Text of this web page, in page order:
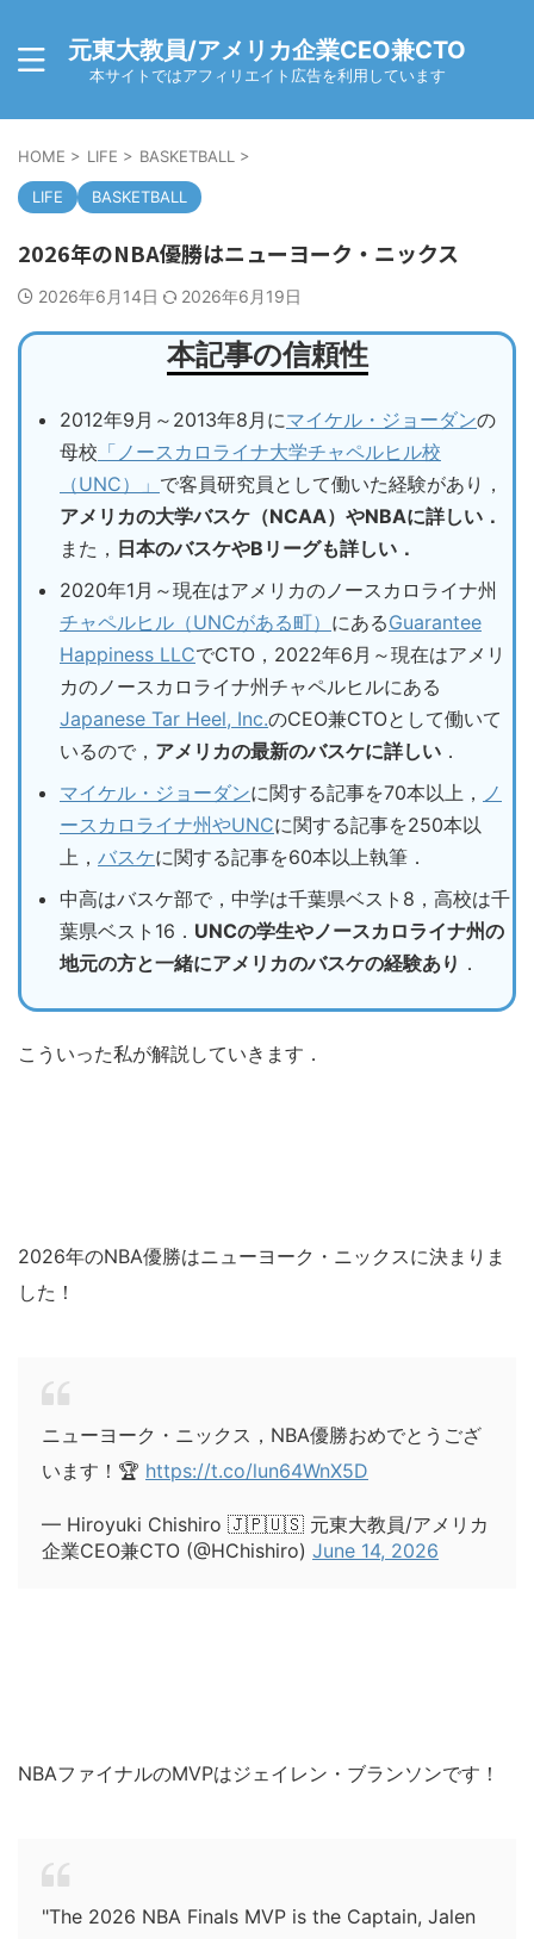
元東大教員/アメリカ企業CEO兼CTO
本サイトではアフィリエイト広告を利用しています
HOME > LIFE > BASKETBALL >
LIFE BASKETBALL
2026年のNBA優勝はニューヨーク・ニックス
2026年6月14日 2026年6月19日
本記事の信頼性
2012年9月～2013年8月にマイケル・ジョーダンの
母校 「ノースカロライナ大学チャペルヒル校
（UNC）」 で客員研究員として働いた経験があり，
アメリカの大学バスケ（NCAA）やNBAに詳しい．
また， 日本のバスケやBリーグも詳しい．
2020年1月～現在はアメリカのノースカロライナ州
チャペルヒル（UNCがある町） にあるGuarantee
Happiness LLCでCTO，2022年6月～現在はアメリ
カのノースカロライナ州チャペルヒルにある
Japanese Tar Heel, Inc.のCEO兼CTOとして働いて
いるので， アメリカの最新のバスケに詳しい ．
マイケル・ジョーダンに関する記事を70本以上， ノ
ースカロライナ州やUNCに関する記事を250本以
上， バスケに関する記事を60本以上執筆．
中高はバスケ部で，中学は千葉県ベスト8，高校は千
葉県ベスト16． UNCの学生やノースカロライナ州の
地元の方と一緒にアメリカのバスケの経験あり ．
こういった私が解説していきます．
2026年のNBA優勝はニューヨーク・ニックスに決まりま
した！
ニューヨーク・ニックス，NBA優勝おめでとうござ
います！🏆 https://t.co/lun64WnX5D
— Hiroyuki Chishiro 🇯🇵🇺🇸 元東大教員/アメリカ
企業CEO兼CTO (@HChishiro) June 14, 2026
NBAファイナルのMVPはジェイレン・ブランソンです！
"The 2026 NBA Finals MVP is the Captain, Jalen